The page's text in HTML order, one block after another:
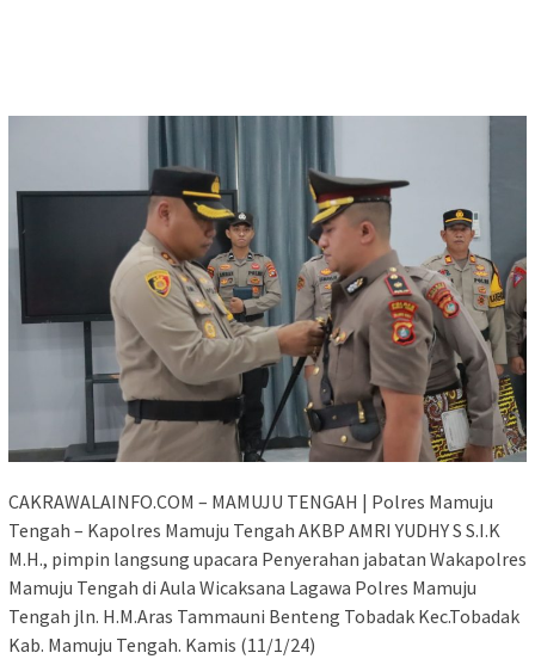
CAKRAWALAINFO.COM – MAMUJU TENGAH | Polres Mamuju
Tengah – Kapolres Mamuju Tengah AKBP AMRI YUDHY S S.I.K
M.H., pimpin langsung upacara Penyerahan jabatan Wakapolres
Mamuju Tengah di Aula Wicaksana Lagawa Polres Mamuju
Tengah jln. H.M.Aras Tammauni Benteng Tobadak Kec.Tobadak
Kab. Mamuju Tengah. Kamis (11/1/24)